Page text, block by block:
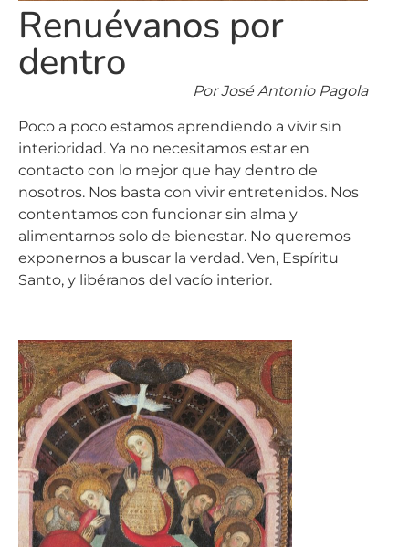
Renuévanos por
dentro
Por José Antonio Pagola
Poco a poco estamos aprendiendo a vivir sin
interioridad. Ya no necesitamos estar en
contacto con lo mejor que hay dentro de
nosotros. Nos basta con vivir entretenidos. Nos
contentamos con funcionar sin alma y
alimentarnos solo de bienestar. No queremos
exponernos a buscar la verdad. Ven, Espíritu
Santo, y libéranos del vacío interior.